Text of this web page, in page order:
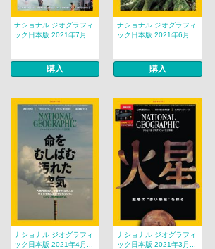
ナショナル ジオグラフィ
ック日本版 2021年7月...
購入
ナショナル ジオグラフィ
ック日本版 2021年6月...
購入
ナショナル ジオグラフィ
ック日本版 2021年4月...
ナショナル ジオグラフィ
ック日本版 2021年3月...